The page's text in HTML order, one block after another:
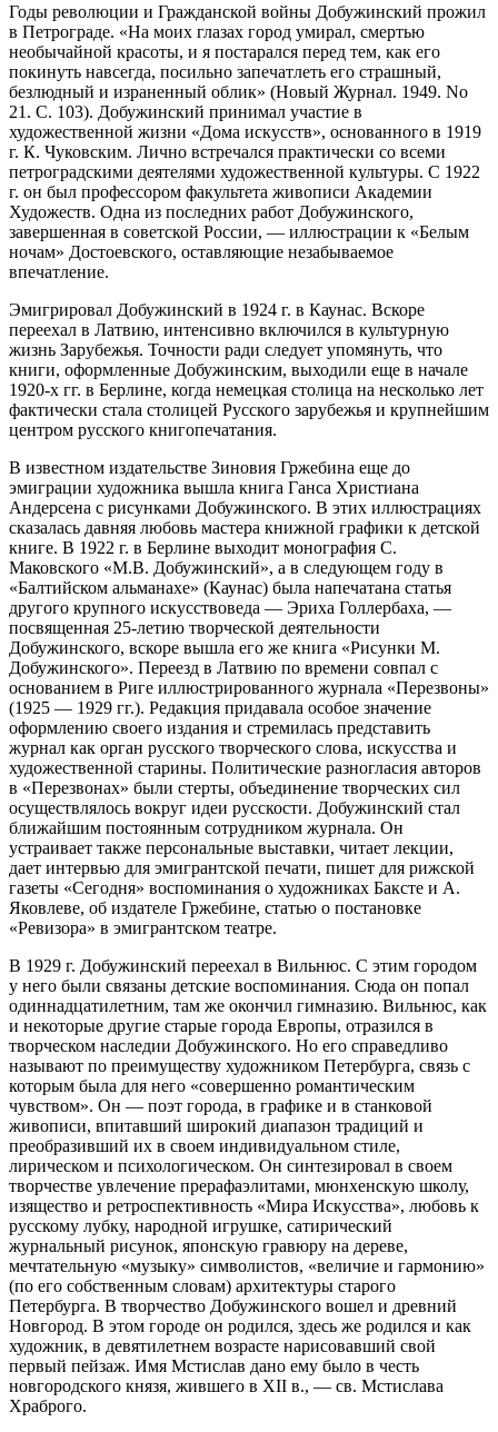
Годы революции и Гражданской войны Добужинский прожил
в Петрограде. «На моих глазах город умирал, смертью
необычайной красоты, и я постарался перед тем, как его
покинуть навсегда, посильно запечатлеть его страшный,
безлюдный и израненный облик» (Новый Журнал. 1949. No
21. С. 103). Добужинский принимал участие в
художественной жизни «Дома искусств», основанного в 1919
г. К. Чуковским. Лично встречался практически со всеми
петроградскими деятелями художественной культуры. С 1922
г. он был профессором факультета живописи Академии
Художеств. Одна из последних работ Добужинского,
завершенная в советской России, — иллюстрации к «Белым
ночам» Достоевского, оставляющие незабываемое
впечатление.
Эмигрировал Добужинский в 1924 г. в Каунас. Вскоре
переехал в Латвию, интенсивно включился в культурную
жизнь Зарубежья. Точности ради следует упомянуть, что
книги, оформленные Добужинским, выходили еще в начале
1920-х гг. в Берлине, когда немецкая столица на несколько лет
фактически стала столицей Русского зарубежья и крупнейшим
центром русского книгопечатания.
В известном издательстве Зиновия Гржебина еще до
эмиграции художника вышла книга Ганса Христиана
Андерсена с рисунками Добужинского. В этих иллюстрациях
сказалась давняя любовь мастера книжной графики к детской
книге. В 1922 г. в Берлине выходит монография С.
Маковского «М.В. Добужинский», а в следующем году в
«Балтийском альманахе» (Каунас) была напечатана статья
другого крупного искусствоведа — Эриха Голлербаха, —
посвященная 25-летию творческой деятельности
Добужинского, вскоре вышла его же книга «Рисунки М.
Добужинского». Переезд в Латвию по времени совпал с
основанием в Риге иллюстрированного журнала «Перезвоны»
(1925 — 1929 гг.). Редакция придавала особое значение
оформлению своего издания и стремилась представить
журнал как орган русского творческого слова, искусства и
художественной старины. Политические разногласия авторов
в «Перезвонах» были стерты, объединение творческих сил
осуществлялось вокруг идеи русскости. Добужинский стал
ближайшим постоянным сотрудником журнала. Он
устраивает также персональные выставки, читает лекции,
дает интервью для эмигрантской печати, пишет для рижской
газеты «Сегодня» воспоминания о художниках Баксте и А.
Яковлеве, об издателе Гржебине, статью о постановке
«Ревизора» в эмигрантском театре.
В 1929 г. Добужинский переехал в Вильнюс. С этим городом
у него были связаны детские воспоминания. Сюда он попал
одиннадцатилетним, там же окончил гимназию. Вильнюс, как
и некоторые другие старые города Европы, отразился в
творческом наследии Добужинского. Но его справедливо
называют по преимуществу художником Петербурга, связь с
которым была для него «совершенно романтическим
чувством». Он — поэт города, в графике и в станковой
живописи, впитавший широкий диапазон традиций и
преобразивший их в своем индивидуальном стиле,
лирическом и психологическом. Он синтезировал в своем
творчестве увлечение прерафаэлитами, мюнхенскую школу,
изящество и ретроспективность «Мира Искусства», любовь к
русскому лубку, народной игрушке, сатирический
журнальный рисунок, японскую гравюру на дереве,
мечтательную «музыку» символистов, «величие и гармонию»
(по его собственным словам) архитектуры старого
Петербурга. В творчество Добужинского вошел и древний
Новгород. В этом городе он родился, здесь же родился и как
художник, в девятилетнем возрасте нарисовавший свой
первый пейзаж. Имя Мстислав дано ему было в честь
новгородского князя, жившего в XII в., — св. Мстислава
Храброго.